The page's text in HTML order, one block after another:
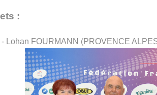
:
Lohan FOURMANN (PROVENCE